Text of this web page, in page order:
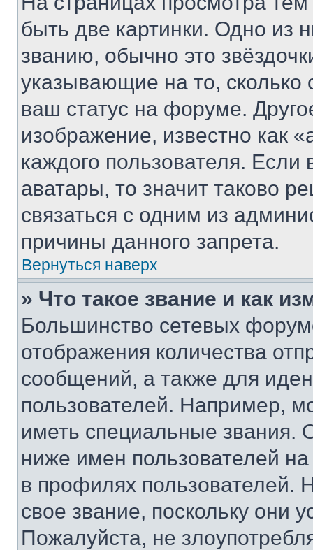
быть две картинки. Одно из
званию, обычно это
указывающие на то,
ваш статус на форуме.
изображение, известно как
каждого пользователя.
аватары, то значит таково
связаться с одним из
причины данного запрета.
Вернуться наверх
» Что такое звание и как
Большинство сетевых
отображения количества
сообщений, а также для
пользователей. Например,
иметь специальные звания.
ниже имен пользователей
в профилях
свое звание, поскольку они
Пожалуйста, не